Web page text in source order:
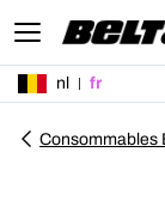
nl fr
Consommables